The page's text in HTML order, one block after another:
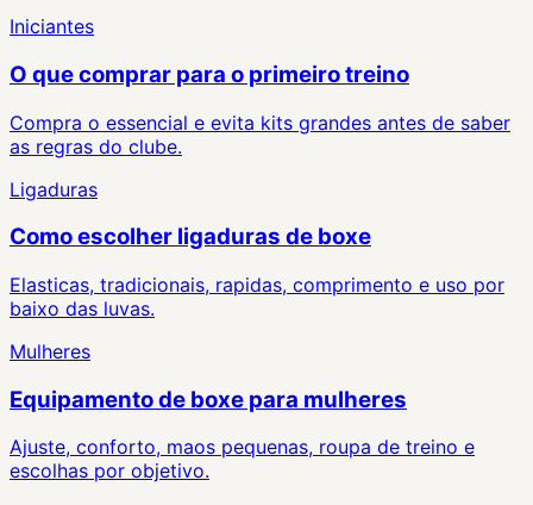
Iniciantes
O que comprar para o primeiro treino
Compra o essencial e evita kits grandes antes de saber
as regras do clube.
Ligaduras
Como escolher ligaduras de boxe
Elasticas, tradicionais, rapidas, comprimento e uso por
baixo das luvas.
Mulheres
Equipamento de boxe para mulheres
Ajuste, conforto, maos pequenas, roupa de treino e
escolhas por objetivo.